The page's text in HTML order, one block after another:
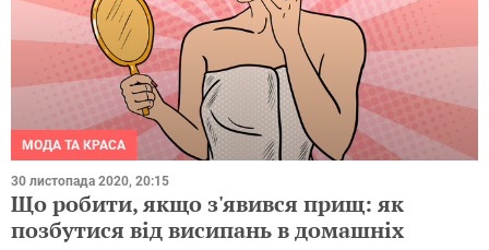
МОДА ТА КРАСА
30 листопада 2020, 20:15
Що робити, якщо з'явився прищ: як
позбутися від висипань в домашніх